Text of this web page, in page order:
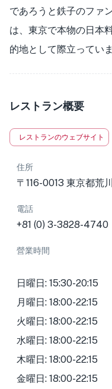
であろうと鉄子のファ
は、東京で本物の日本
的地として際立っていま
レストラン概要
レストランのウェブサイト
住所
〒116-0013 東京都荒
電話
+81 (0) 3-3828-4740
營業時間
日曜日: 15:30-20:15
月曜日: 18:00-22:15
火曜日: 18:00-22:15
水曜日: 18:00-22:15
木曜日: 18:00-22:15
金曜日: 18:00-22:15